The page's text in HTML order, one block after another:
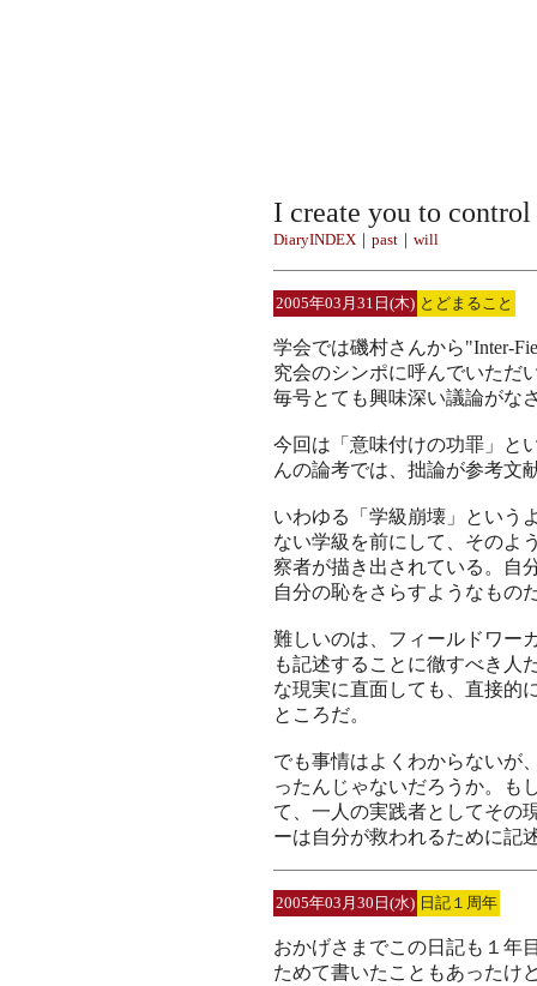
I create you to control
DiaryINDEX ｜ past ｜ will
2005年03月31日(木) とどまること
学会では磯村さんから"Inter-
究会のシンポに呼んでいただ
毎号とても興味深い議論がな
今回は「意味付けの功罪」と
んの論考では、拙論が参考文
いわゆる「学級崩壊」という
ない学級を前にして、そのよ
察者が描き出されている。自
自分の恥をさらすようなもの
難しいのは、フィールドワー
も記述することに徹すべき人
な現実に直面しても、直接的
ところだ。
でも事情はよくわからないが
ったんじゃないだろうか。も
て、一人の実践者としてその
ーは自分が救われるために記
2005年03月30日(水) 日記１周年
おかげさまでこの日記も１年
ためて書いたこともあったけ